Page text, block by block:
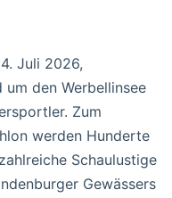
Juli 2026,
den Werbellinsee
Zum
werden Hunderte
Schaulustige
Gewässers